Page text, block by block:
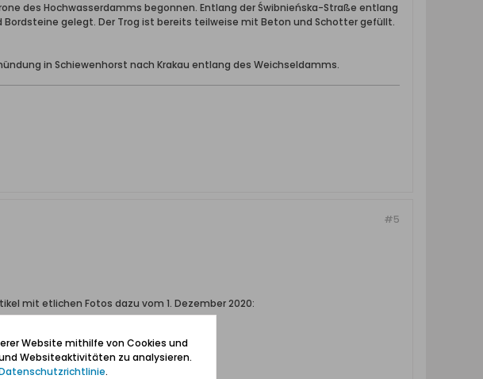
des Hochwasserdamms begonnen. Entlang der Świbnieńska-Straße entlang
​​gelegt. Der Trog ist bereits teilweise mit Beton und Schotter gefüllt.
in Schiewenhorst nach Krakau entlang des Weichseldamms.
#5
mit etlichen Fotos dazu vom 1. Dezember 2020:
Website mithilfe von Cookies und
Websiteaktivitäten zu analysieren.
.